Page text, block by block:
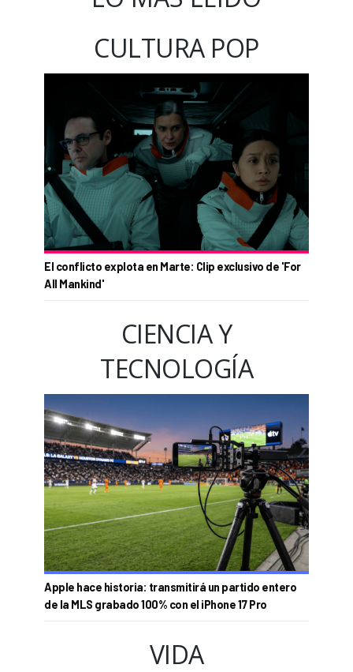
CULTURA POP
El conflicto explota en Marte: Clip exclusivo de 'For
All Mankind'
CIENCIA Y
TECNOLOGÍA
Apple hace historia: transmitirá un partido entero
de la MLS grabado 100% con el iPhone 17 Pro
VIDA